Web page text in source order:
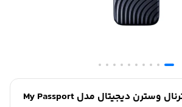
اس اس دی اکسترنال وسترن دیجیتال مدل My Passport